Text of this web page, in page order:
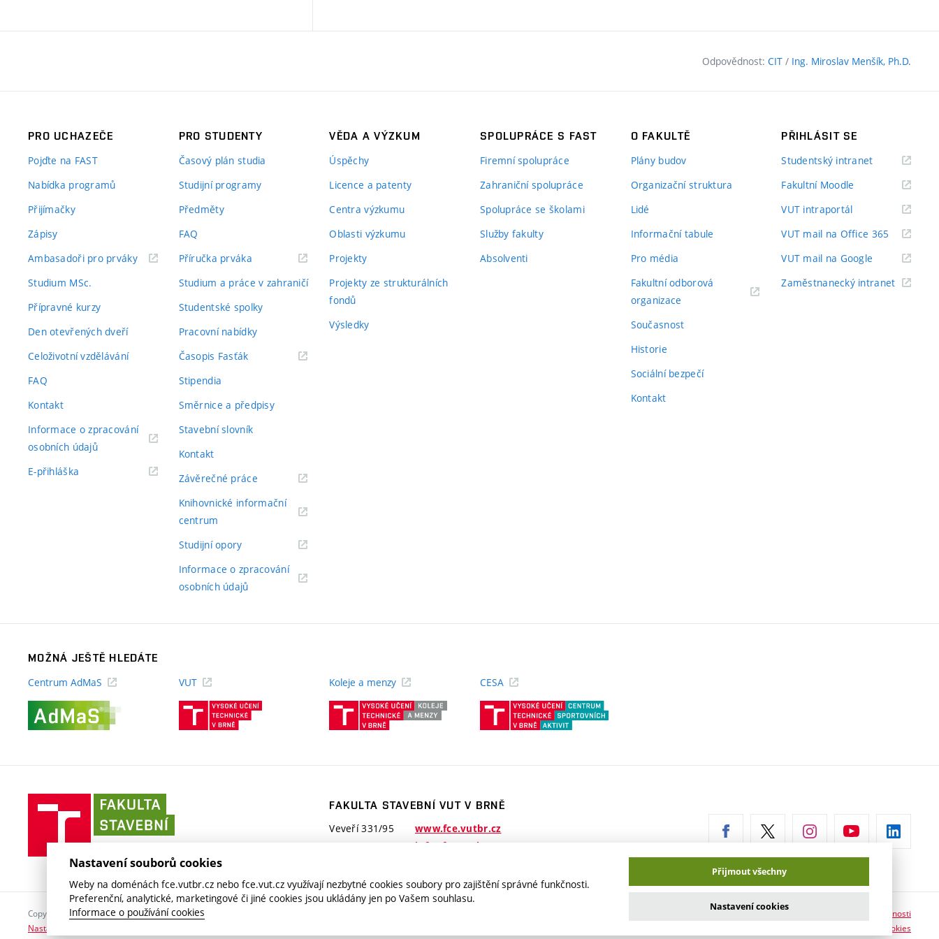
Odpovědnost: CIT / Ing. Miroslav Menšík, Ph.D.
PRO UCHAZEČE
Pojďte na FAST
Nabídka programů
Přijímačky
Zápisy
Ambasadoři pro prváky(externí
Studium MSc.
Přípravné kurzy
Den otevřených dveří
Celoživotní vzdělávání
FAQ
Kontakt
Informace o zpracování
osobních údajů(externí
E-přihláška
PRO STUDENTY
Časový plán studia
Studijní programy
Předměty
FAQ
Příručka prváka(externí
Studium a práce v zahraničí
Studentské spolky
Pracovní nabídky
Časopis Fasťák(externí
Stipendia
Směrnice a předpisy
Stavební slovník
Kontakt
Závěrečné práce(externí
Knihovnické informační
centrum
Studijní opory(externí
Informace o zpracování
osobních údajů(externí
VĚDA A VÝZKUM
Úspěchy
Licence a patenty
Centra výzkumu
Oblasti výzkumu
Projekty
Projekty ze strukturálních
fondů
Výsledky
SPOLUPRÁCE S FAST
Firemní spolupráce
Zahraniční spolupráce
Spolupráce se školami
Služby fakulty
Absolventi
O FAKULTĚ
Plány budov
Organizační struktura
Lidé
Informační tabule
Pro média
Fakultní odborová
organizace
Současnost
Historie
Sociální bezpečí
Kontakt
PŘIHLÁSIT SE
Studentský intranet(externí
Fakultní Moodle
VUT intraportál(externí
VUT mail na Office 365 (externí
odkaz)
VUT mail na Google (externí
Zaměstnanecký intranet(externí
MOŽNÁ JEŠTĚ HLEDÁTE
Centrum AdMaS
VUT
(externí
Koleje a menzy
(externí
CESA
VUT
FAKULTA STAVEBNÍ VUT V BRNĚ
Veveří 331/95
www.fce.vutbr.cz
info@fce.vutbr.cz
Copyright © 2026 VUT v Brně
Nastavení cookies
Prohlášení o přístupnosti
Informace o používání cookies
Nastavení souborů cookies
Weby na doménách fce.vutbr.cz nebo fce.vut.cz využívají nezbytné cookies soubory pro zajištění správné funkčnosti.
Preferenční, analytické, marketingové či jiné cookies jsou ukládány jen po Vašem souhlasu.
Informace o používání cookies
Přijmout všechny
Nastavení cookies